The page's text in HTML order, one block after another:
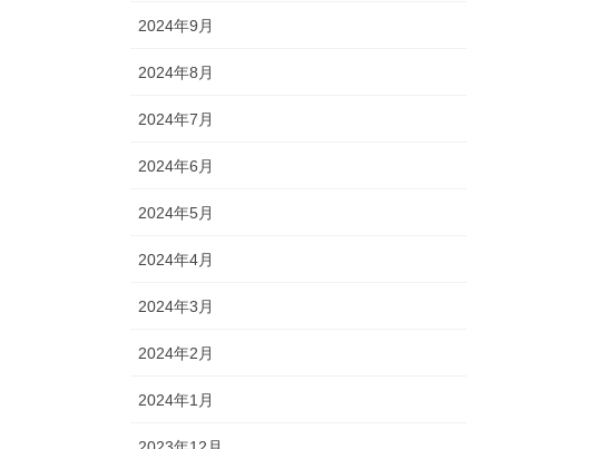
2024年9月
2024年8月
2024年7月
2024年6月
2024年5月
2024年4月
2024年3月
2024年2月
2024年1月